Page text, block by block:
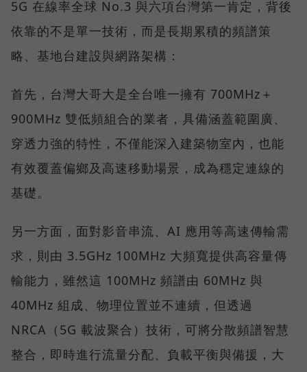
5G 在線率全球 No.3 與六項台灣第一肯定，背後
依靠的不是單一技術，而是長期累積的頻譜策
略、基地台建設與網路架構：
首先，台灣大哥大是全台唯一擁有 700MHz＋
900MHz 雙低頻組合的業者，具備涵蓋範圍廣、
穿透力強的特性，不僅能深入建築物室內，也能
有效覆蓋偏鄉及高速移動場景，成為穩定連線的
基礎。
另一方面，面對影音串流、AI 應用等高速傳輸需
求，則由 3.5GHz 100MHz 大頻寬提供高容量傳
輸能力，雖然這 100MHz 頻譜由 60MHz 與
40MHz 組成、物理位置並不連續，但透過
NRCA（5G 載波聚合）技術，可將分散頻譜智慧
整合，即時進行流量分配、負載平衡與備援，大